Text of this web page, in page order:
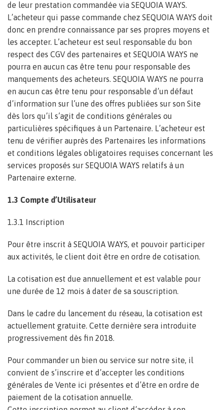
de leur prestation commandée via SEQUOIA WAYS.
L’acheteur qui passe commande chez SEQUOIA WAYS doit
donc en prendre connaissance par ses propres moyens et
les accepter. L’acheteur est seul responsable du bon
respect des CGV des partenaires et SEQUOIA WAYS ne
pourra en aucun cas être tenu pour responsable des
manquements des acheteurs. SEQUOIA WAYS ne pourra
en aucun cas être tenu pour responsable d’un défaut
d’information sur l’une des offres publiées sur son Site
dès lors qu’il s’agit de conditions générales ou
particulières spécifiques à un Partenaire. L’acheteur est
tenu de vérifier auprès des Partenaires les informations
et conditions légales obligatoires requises concernant les
services proposés sur SEQUOIA WAYS relatifs à un
Partenaire externe.
1.3 Compte d’Utilisateur
1.3.1 Inscription
Pour être inscrit à SEQUOIA WAYS, et pouvoir participer
aux activités, le client doit être en ordre de cotisation.
La cotisation est due annuellement et est valable pour
une durée de 12 mois à dater de sa souscription.
Dans le cadre du lancement du réseau, la cotisation est
actuellement gratuite. Cette dernière sera introduite
progressivement dès fin 2018.
Pour commander un bien ou service sur notre site, il
convient de s’inscrire et d’accepter les conditions
générales de Vente ici présentes et d’être en ordre de
paiement de la cotisation annuelle.